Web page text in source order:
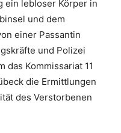
ein lebloser Körper in
und dem
einer Passantin
und Polizei
das Kommissariat 11
die Ermittlungen
des Verstorbenen